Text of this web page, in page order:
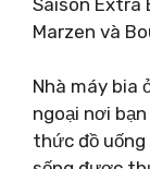
Marzen và
Nhà máy bia
ngoại nơi
thức đồ uống